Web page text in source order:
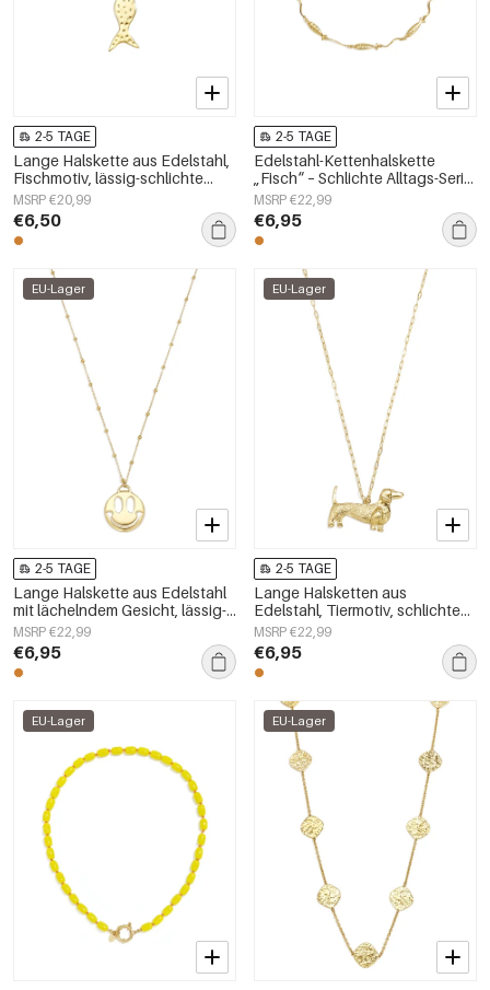
2-5 TAGE
Lange Halskette aus Edelstahl,
Fischmotiv, lässig-schlichte
Serie, Damenschmuck
MSRP €20,99
€6,50
2-5 TAGE
Edelstahl-Kettenhalskette
„Fisch“ – Schlichte Alltags-Serie
– Damenschmuck
MSRP €22,99
€6,95
EU-Lager
2-5 TAGE
Lange Halskette aus Edelstahl
mit lächelndem Gesicht, lässig-
schlichte Serie, Damenschmuck
MSRP €22,99
€6,95
EU-Lager
2-5 TAGE
Lange Halsketten aus
Edelstahl, Tiermotiv, schlichte
Alltags-Serie, Damenschmuck
MSRP €22,99
€6,95
EU-Lager EU-Lager